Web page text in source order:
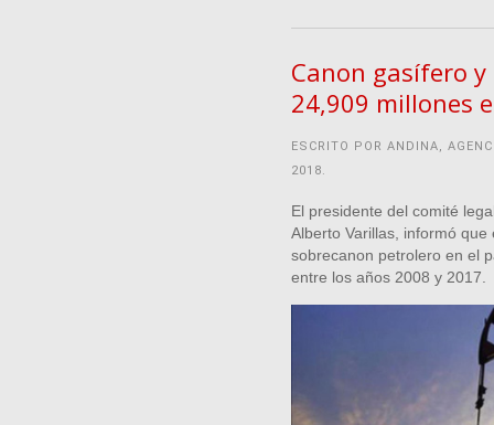
Canon gasífero
24,909 millones
ESCRITO POR ANDINA,
2018.
El presidente del comité
Alberto Varillas, informó
sobrecanon petrolero en el
entre los años 2008 y 2017.